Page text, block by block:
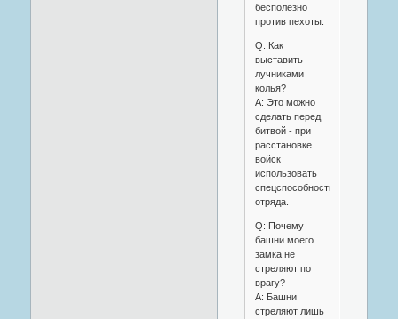
бесполезно
против пехоты.
Q: Как
выставить
лучниками
колья?
A: Это можно
сделать перед
битвой - при
расстановке
войск
использовать
спецспособность
отряда.
Q: Почему
башни моего
замка не
стреляют по
врагу?
A: Башни
стреляют лишь